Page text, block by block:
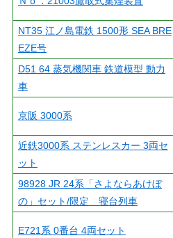
NT35 江ノ島電鉄 1500形 SEA BRE
EZE号
D51 64 蒸気機関車 鉄道模型 動力
車
京阪 3000系
近鉄3000系 ステンレスカー 3両セ
ット
98928 JR 24系「さよならあけぼ
の」セット/限定 寝台列車
E721系 0番台 4両セット